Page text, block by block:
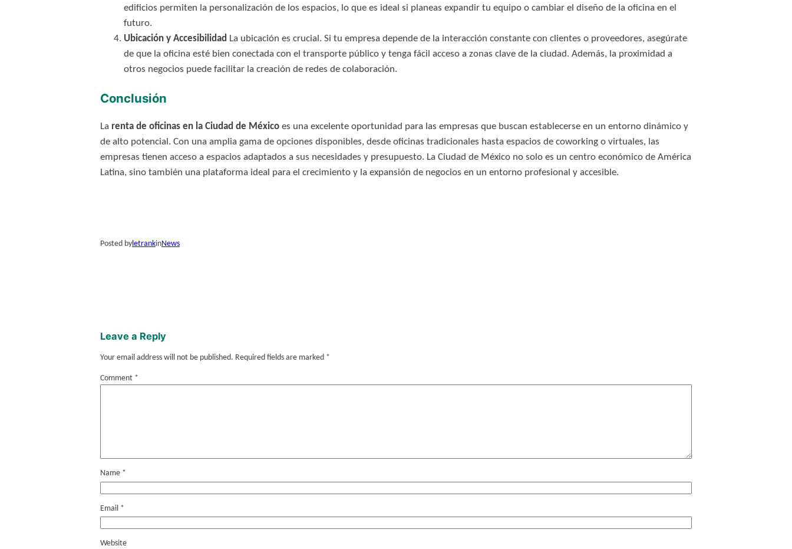
edificios permiten la personalización de los espacios, lo que es ideal si planeas expandir tu equipo o cambiar el diseño de la oficina en el
futuro.
Ubicación y Accesibilidad La ubicación es crucial. Si tu empresa depende de la interacción constante con clientes o proveedores, asegúrate
de que la oficina esté bien conectada con el transporte público y tenga fácil acceso a zonas clave de la ciudad. Además, la proximidad a
otros negocios puede facilitar la creación de redes de colaboración.
Conclusión
La renta de oficinas en la Ciudad de Méxicoes una excelente oportunidad para las empresas que buscan establecerse en un entorno dinámico y
de alto potencial. Con una amplia gama de opciones disponibles, desde oficinas tradicionales hasta espacios de coworking o virtuales, las
empresas tienen acceso a espacios adaptados a sus necesidades y presupuesto. La Ciudad de México no solo es un centro económico de América
Latina, sino también una plataforma ideal para el crecimiento y la expansión de negocios en un entorno profesional y accesible.
Posted byletrankinNews
Leave a Reply
Your email address will not be published. Required fields are marked *
Comment *
Name *
Email *
Website